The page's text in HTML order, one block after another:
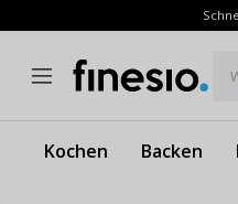
Kochen Backen